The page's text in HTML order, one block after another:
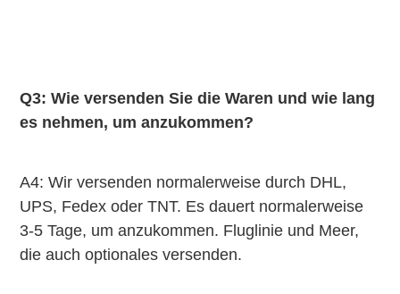
Q3: Wie versenden Sie die Waren und wie lang
es nehmen, um anzukommen?
A4: Wir versenden normalerweise durch DHL,
UPS, Fedex oder TNT. Es dauert normalerweise
3-5 Tage, um anzukommen. Fluglinie und Meer,
die auch optionales versenden.